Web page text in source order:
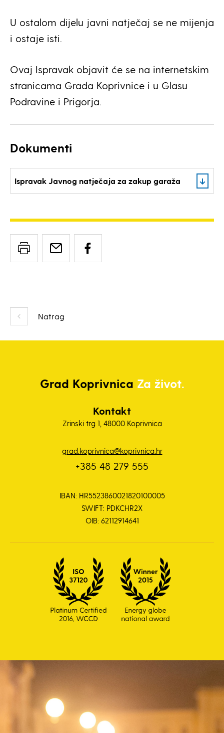
Natrag
U ostalom dijelu javni natječaj se ne mijenja
i ostaje isti.
Ovaj Ispravak objavit će se na internetskim
stranicama Grada Koprivnice i u Glasu
Podravine i Prigorja.
Dokumenti
Ispravak Javnog natječaja za zakup garaža
Grad Koprivnica Za život.
Kontakt
Zrinski trg 1, 48000 Koprivnica
grad.koprivnica@koprivnica.hr
+385 48 279 555
IBAN: HR5523860021820100005
SWIFT: PDKCHR2X
OIB: 62112914641